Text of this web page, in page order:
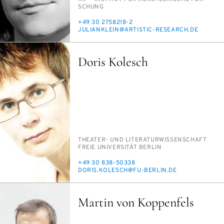
SCHUNG
TELEFON
+49 30 2758218-2
E-
JU­LI­AN­KLEIN@AR­TIS­TIC-RE­SE­ARCH.DE
Doris Kolesch
PERSON_RESEARCH_SUBJECT
THEA­TER- UND LI­TE­RA­TUR­WIS­SEN­SCHAFT
INSTITUTION
FREIE UNI­VER­SI­TÄT BER­LIN
TELEFON
+49 30 838-50338
E-
DO­RIS.KO­LESCH@FU-BER­LIN.DE
Martin von Koppenfels